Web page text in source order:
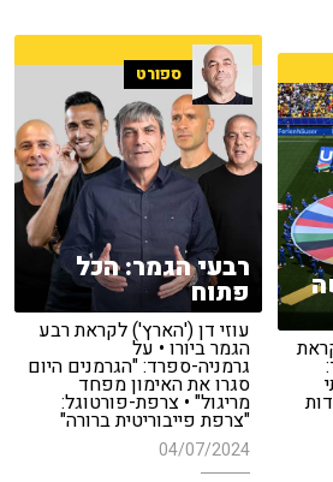
ספורט
רבעי הגמר: הכל
פתוח
עוזי דן ('הארץ') לקראת רבע
הגמר ביורו • על
גרמניה-ספרד: "הגרמנים היום
סגרו את האימון מפחד
מריגול" • צרפת-פורטוגל:
"צרפת פייבוריטית ברורה"
04/07/2024
1') לקראת